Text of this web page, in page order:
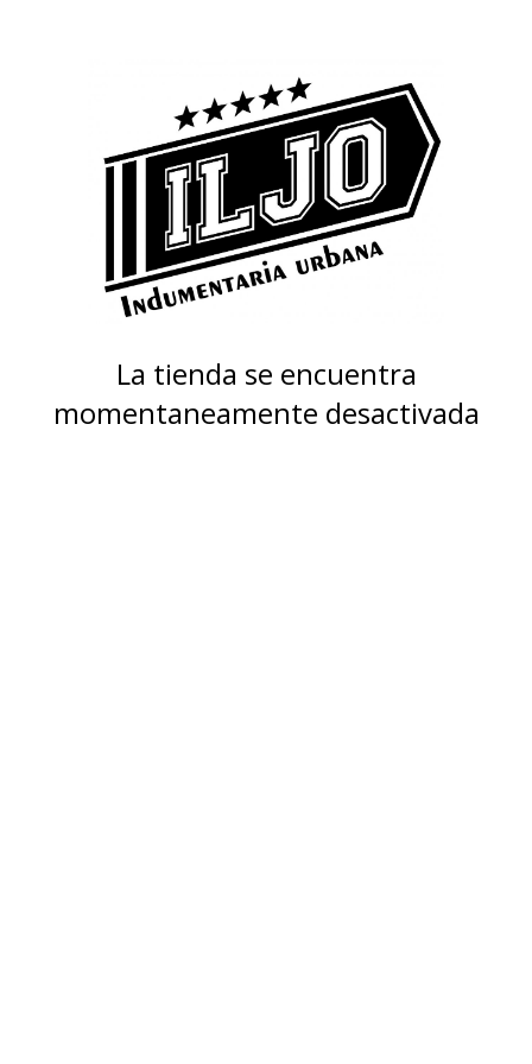
La tienda se encuentra
momentaneamente desactivada